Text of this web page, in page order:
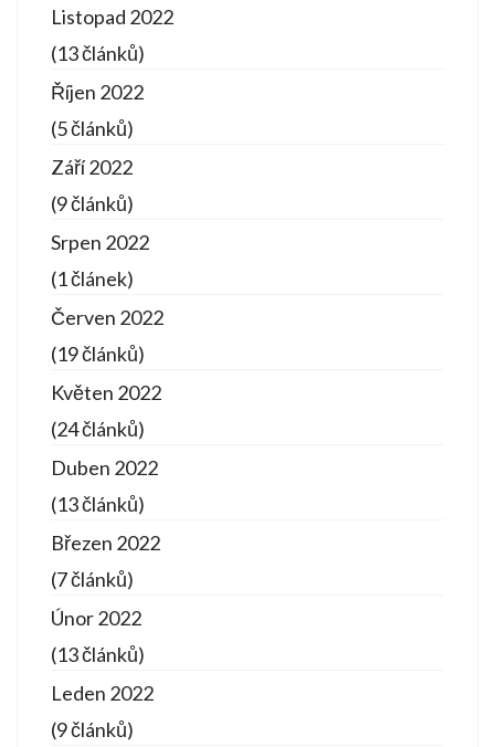
Listopad 2022
(13 článků)
Říjen 2022
(5 článků)
Září 2022
(9 článků)
Srpen 2022
(1 článek)
Červen 2022
(19 článků)
Květen 2022
(24 článků)
Duben 2022
(13 článků)
Březen 2022
(7 článků)
Únor 2022
(13 článků)
Leden 2022
(9 článků)